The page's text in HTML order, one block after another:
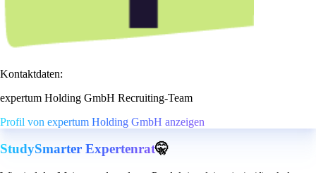
Kontaktdaten:
expertum Holding GmbH Recruiting-Team
Profil von expertum Holding GmbH anzeigen
StudySmarter Expertenrat🤫